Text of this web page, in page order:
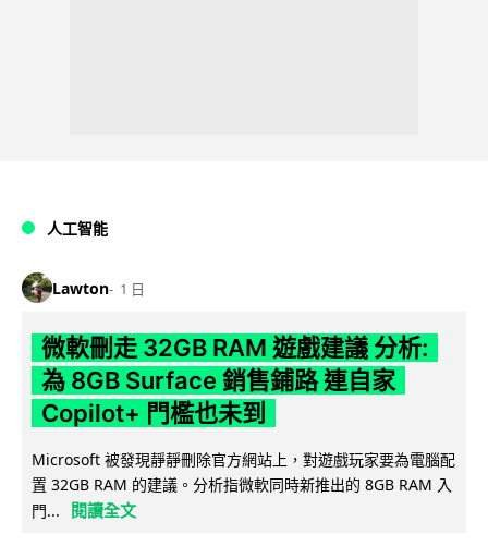
人工智能
Lawton 1 日
微軟刪走 32GB RAM 遊戲建議 分析:
為 8GB Surface 銷售鋪路 連自家
Copilot+ 門檻也未到
Microsoft 被發現靜靜刪除官方網站上，對遊戲玩家要為電腦配
置 32GB RAM 的建議。分析指微軟同時新推出的 8GB RAM 入
門...
閱讀全文